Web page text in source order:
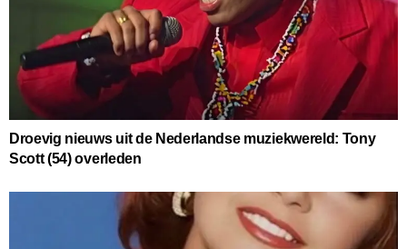
Droevig nieuws uit de Nederlandse muziekwereld: Tony
Scott (54) overleden